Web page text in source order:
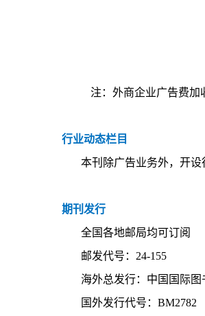
注：外商企业广告费加
行业动态栏目
本刊除广告业务外，开设
期刊发行
全国各地邮局均可订阅
邮发代号：24-155
海外总发行：中国国际图
国外发行代号：BM2782